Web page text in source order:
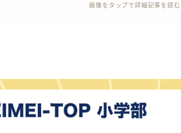
画像をタップで詳細記事を読む